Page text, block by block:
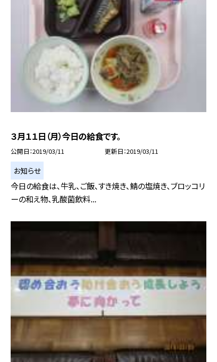
３月１１日（月）今日の給食です。
公開日 2019/03/11 更新日 2019/03/11
お知らせ
今日の給食は、牛乳、ご飯、すき焼き、鯖の塩焼き、ブロッコリ
ーの和え物、乳酸菌飲料...